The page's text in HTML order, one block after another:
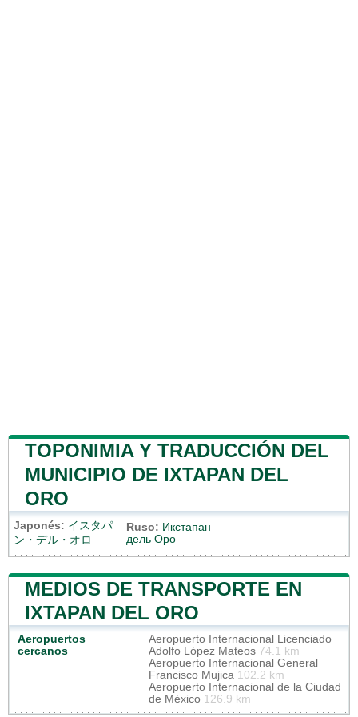
TOPONIMIA Y TRADUCCIÓN DEL
MUNICIPIO DE IXTAPAN DEL
ORO
Japonés: イスタパ
ン・デル・オロ
Ruso: Икстапан
дель Оро
MEDIOS DE TRANSPORTE EN
IXTAPAN DEL ORO
Aeropuertos
cercanos
Aeropuerto Internacional Licenciado
Adolfo López Mateos 74.1 km
Aeropuerto Internacional General
Francisco Mujica 102.2 km
Aeropuerto Internacional de la Ciudad
de México 126.9 km